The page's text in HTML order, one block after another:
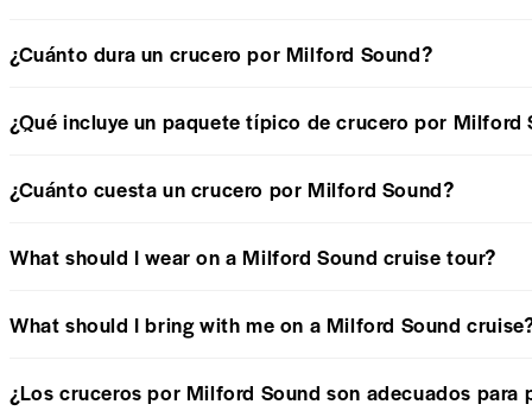
¿Cuánto dura un crucero por Milford Sound?
¿Qué incluye un paquete típico de crucero por Milford
¿Cuánto cuesta un crucero por Milford Sound?
What should I wear on a Milford Sound cruise tour?
What should I bring with me on a Milford Sound
¿Los cruceros por Milford Sound son adecuados para